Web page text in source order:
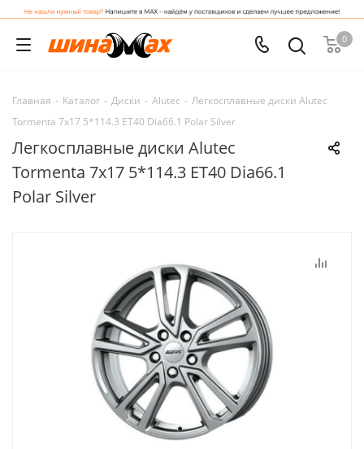
0
Главная - Каталог - Диски - Alutec - Легкосплавные диски Alutec
Tormenta 7x17 5*114.3 ET40 Dia66.1 Polar Silver
Легкосплавные диски Alutec
Tormenta 7x17 5*114.3 ET40 Dia66.1
Polar Silver